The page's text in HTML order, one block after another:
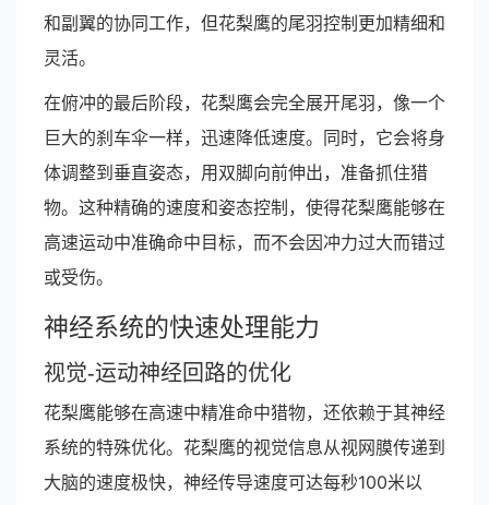
和副翼的协同工作，但花梨鹰的尾羽控制更加精细和
灵活。
在俯冲的最后阶段，花梨鹰会完全展开尾羽，像一个
巨大的刹车伞一样，迅速降低速度。同时，它会将身
体调整到垂直姿态，用双脚向前伸出，准备抓住猎
物。这种精确的速度和姿态控制，使得花梨鹰能够在
高速运动中准确命中目标，而不会因冲力过大而错过
或受伤。
神经系统的快速处理能力
视觉-运动神经回路的优化
花梨鹰能够在高速中精准命中猎物，还依赖于其神经
系统的特殊优化。花梨鹰的视觉信息从视网膜传递到
大脑的速度极快，神经传导速度可达每秒100米以